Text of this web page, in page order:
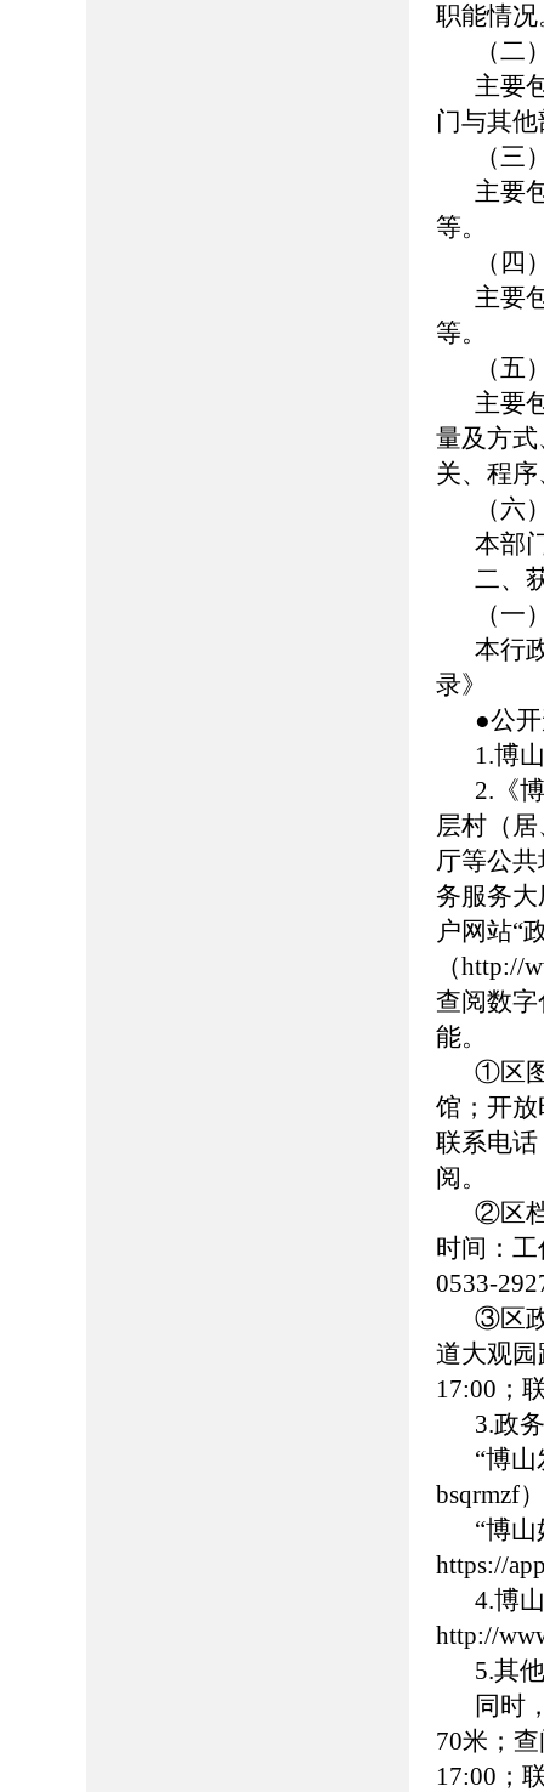
职能情况
（二
主要
门与其
（三
主要
等。
（四
主要
等。
（五
主要
量及方
关、程
（六
本部
二、
（一
本行
录》
●公
1.博
2.《
层村（
厅等公
务服务
户网站“
（http://
查阅数
能。
①区
馆；开
联系电话
阅。
②区
时间：
0533-
③区
道大观
17:00；
3.政
“博
bsqrmzf
“博
https://
4.博
http://
5.其
同时
70米；
17:00；